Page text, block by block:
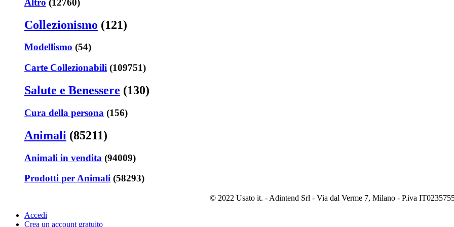
Collezionismo (121)
Modellismo (54)
Carte Collezionabili (109751)
Salute e Benessere (130)
Cura della persona (156)
Animali (85211)
Animali in vendita (94009)
Prodotti per Animali (58293)
© 2022 Usato it. - Adintend Srl - Via dal Verme 7, Milano - P.iva
Accedi
Crea un account gratuito